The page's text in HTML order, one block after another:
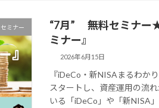
セミナー
“7月” 無料セミナー
ミナー』
2026年6月15日
『iDeCo・新NISAまるわか
スタートし、資産運用の流
いる「iDeCo」や「新NISA